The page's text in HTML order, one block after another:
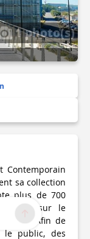
1 photo(s)
Contemporain
sa collection
plus de 700
sur le
Afin de
le public, des